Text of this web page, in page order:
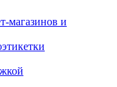
магазинов и